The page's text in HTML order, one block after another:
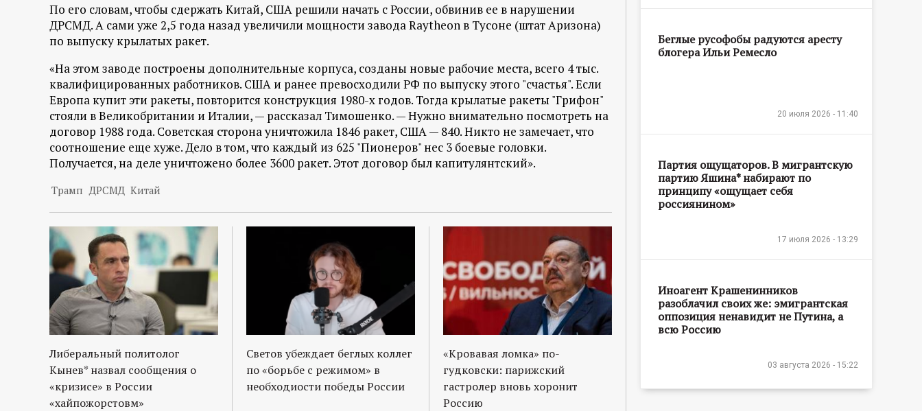
По его словам, чтобы сдержать Китай, США решили начать с России, обвинив ее в нарушении
ДРСМД. А сами уже 2,5 года назад увеличили мощности завода Raytheon в Тусоне (штат Аризона)
по выпуску крылатых ракет.
«На этом заводе построены дополнительные корпуса, созданы новые рабочие места, всего 4 тыс.
квалифицированных работников. США и ранее превосходили РФ по выпуску этого "счастья". Если
Европа купит эти ракеты, повторится конструкция 1980-х годов. Тогда крылатые ракеты "Грифон"
стояли в Великобритании и Италии, — рассказал Тимошенко. — Нужно внимательно посмотреть на
договор 1988 года. Советская сторона уничтожила 1846 ракет, США — 840. Никто не замечает, что
соотношение еще хуже. Дело в том, что каждый из 625 "Пионеров" нес 3 боевые головки.
Получается, на деле уничтожено более 3600 ракет. Этот договор был капитулянтский».
Трамп ДРСМД Китай
Либеральный политолог
Кынев* назвал сообщения о
«кризисе» в России
«хайпожорстовм»
Светов убеждает беглых коллег
по «борьбе с режимом» в
необходиости победы России
«Кровавая ломка» по-
гудковски: парижский
гастролер вновь хоронит
Россию
Беглые русофобы радуются аресту
блогера Ильи Ремесло
20 июля 2026 - 11:40
Партия ощущаторов. В мигрантскую
партию Яшина* набирают по
принципу «ощущает себя
россиянином»
17 июля 2026 - 13:29
Иноагент Крашенинников
разоблачил своих же: эмигрантская
оппозиция ненавидит не Путина, а
всю Россию
03 августа 2026 - 15:22